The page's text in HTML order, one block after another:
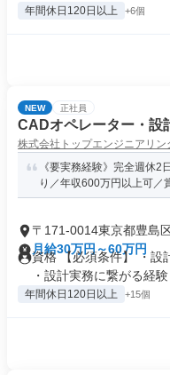
年間休日120日以上 +6個
NEW 正社員
CADオペレーター・設
株式会社トップエンジニアリン
《要実務経験》完全週休
り／年収600万円以上可／
〒171-0014東京都豊島
月給30万円～60万円
資格 【必須条件】 ・設
・設計実務に繋がる経験
年間休日120日以上 +15個